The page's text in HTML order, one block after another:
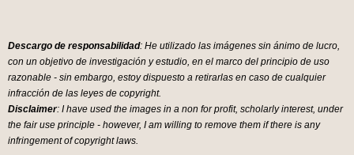
Descargo de responsabilidad: He utilizado las imágenes sin ánimo de lucro,
con un objetivo de investigación y estudio, en el marco del principio de uso
razonable - sin embargo, estoy dispuesto a retirarlas en caso de cualquier
infracción de las leyes de copyright.
Disclaimer: I have used the images in a non for profit, scholarly interest, under
the fair use principle - however, I am willing to remove them if there is any
infringement of copyright laws.